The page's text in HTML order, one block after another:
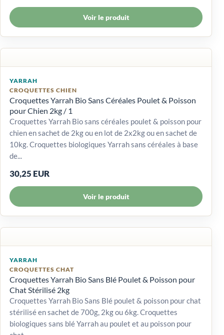
Voir le produit
YARRAH
CROQUETTES CHIEN
Croquettes Yarrah Bio Sans Céréales Poulet & Poisson
pour Chien 2kg / 1
Croquettes Yarrah Bio sans céréales poulet & poisson pour
chien en sachet de 2kg ou en lot de 2x2kg ou en sachet de
10kg. Croquettes biologiques Yarrah sans céréales à base
de...
30,25 EUR
Voir le produit
YARRAH
CROQUETTES CHAT
Croquettes Yarrah Bio Sans Blé Poulet & Poisson pour
Chat Stérilisé 2kg
Croquettes Yarrah Bio Sans Blé poulet & poisson pour chat
stérilisé en sachet de 700g, 2kg ou 6kg. Croquettes
biologiques sans blé Yarrah au poulet et au poisson pour